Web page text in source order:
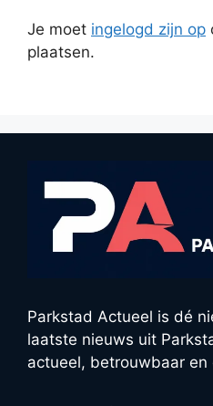
Je moet ingelogd zijn op
plaatsen.
Parkstad Actueel is dé
laatste nieuws uit
actueel, betrouwbaar